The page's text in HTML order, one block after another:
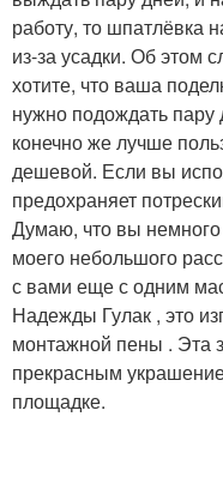
работу, то шпатлёвка
из-за усадки. Об этом
хотите, что ваша
нужно подождать пару
конечно же лучше
дешевой. Если вы
предохраняет
Думаю, что вы
моего небольшого
с вами еще с одним
Надежды Гулак , это
монтажной пены . Эта
прекрасным
площадке.